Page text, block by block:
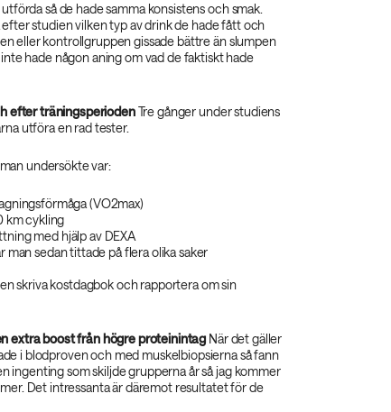
så de hade samma konsistens och smak.
efter studien vilken typ av drink de hade fått och
eller kontrollgruppen gissade bättre än slumpen
hade någon aning om vad de faktiskt hade
efter träningsperiodenTre gånger under studiens
utföra en rad tester.
undersökte var:
(VO2max)
km cykling
med hjälp av DEXA
man sedan tittade på flera olika saker
skriva kostdagbok och rapportera om sin
extra boost från högre proteinintag När det gäller
i blodproven och med muskelbiopsierna så fann
ingenting som skiljde grupperna år så jag kommer
Det intressanta är däremot resultatet för de